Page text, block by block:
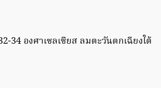
องศาเซลเซียส ลมตะวันตกเฉียงใต้